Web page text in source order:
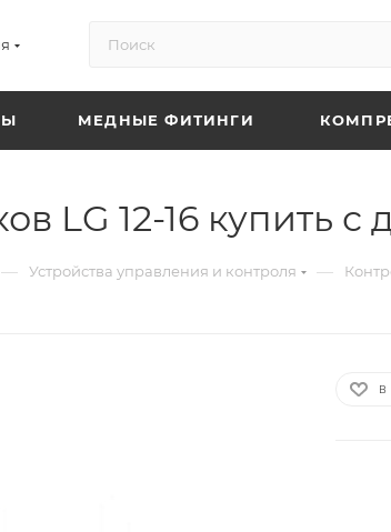
МЕДНЫЕ ФИТИНГИ
LG 12-16 купить
— Устройства управления и контроля —
В